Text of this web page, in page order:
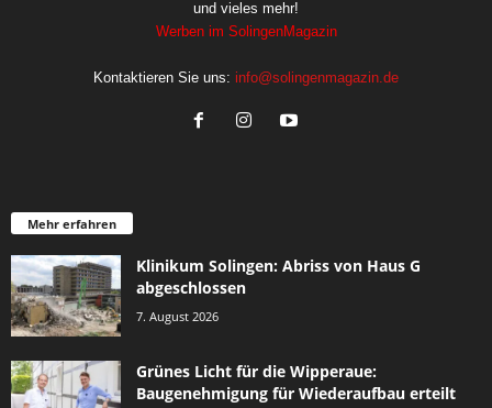
und vieles mehr!
Werben im SolingenMagazin
Kontaktieren Sie uns: info@solingenmagazin.de
Mehr erfahren
Klinikum Solingen: Abriss von Haus G
abgeschlossen
7. August 2026
Grünes Licht für die Wipperaue:
Baugenehmigung für Wiederaufbau erteilt